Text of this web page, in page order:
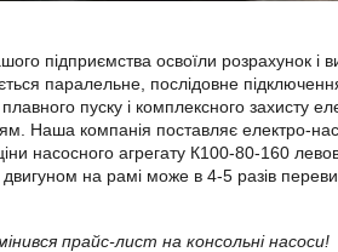
підприємства освоїли розрахунок і
паралельне, послідовне
пуску і комплексного захисту
Наша компанія поставляє електро-
насосного агрегату К100-80-160
двигуном на рамі може в 4-5 разів
прайс-лист на консольні насоси!